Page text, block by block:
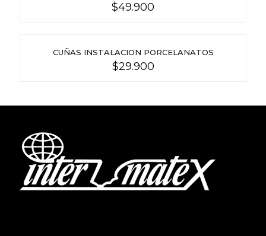
$49.900
CUÑAS INSTALACION PORCELANATOS
$29.900